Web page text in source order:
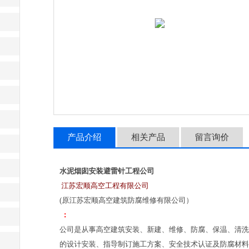
产品介绍 相关产品 留言询价
水泥烟囱安装避雷针工程公司
江苏宏顺高空工程有限公司
(原江苏宏顺高空建筑防腐维修有限公司）
：
公司是从事高空建筑安装、新建、维修、防腐、保温、清
的设计安装、指导制订施工方案、安全技术认证及防腐材